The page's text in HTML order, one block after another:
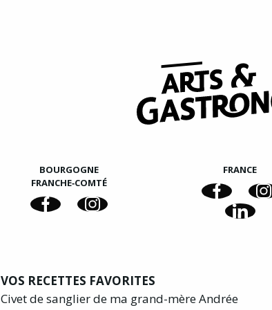
BOURGOGNE
FRANCHE‑COMTÉ
FRANCE
VOS RECETTES FAVORITES
Civet de sanglier de ma grand-mère Andrée